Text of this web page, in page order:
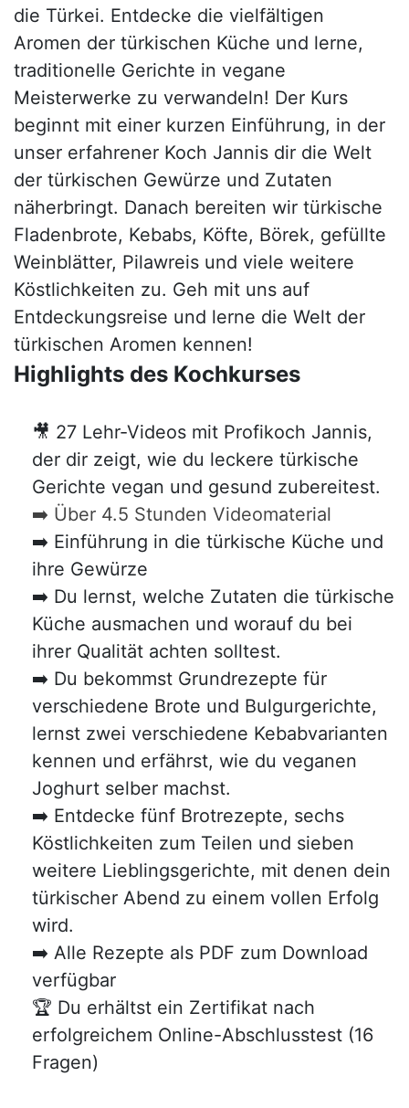
die Türkei. Entdecke die vielfältigen
Aromen der türkischen Küche und lerne,
traditionelle Gerichte in vegane
Meisterwerke zu verwandeln! Der Kurs
beginnt mit einer kurzen Einführung, in der
unser erfahrener Koch Jannis dir die Welt
der türkischen Gewürze und Zutaten
näherbringt. Danach bereiten wir türkische
Fladenbrote, Kebabs, Köfte, Börek, gefüllte
Weinblätter, Pilawreis und viele weitere
Köstlichkeiten zu. Geh mit uns auf
Entdeckungsreise und lerne die Welt der
türkischen Aromen kennen!
Highlights des Kochkurses
🎥 27 Lehr-Videos mit Profikoch Jannis,
der dir zeigt, wie du leckere türkische
Gerichte vegan und gesund zubereitest.
➡️ Über 4.5 Stunden Videomaterial
➡️ Einführung in die türkische Küche und
ihre Gewürze
➡️ Du lernst, welche Zutaten die türkische
Küche ausmachen und worauf du bei
ihrer Qualität achten solltest.
➡️ Du bekommst Grundrezepte für
verschiedene Brote und Bulgurgerichte,
lernst zwei verschiedene Kebabvarianten
kennen und erfährst, wie du veganen
Joghurt selber machst.
➡️ Entdecke fünf Brotrezepte, sechs
Köstlichkeiten zum Teilen und sieben
weitere Lieblingsgerichte, mit denen dein
türkischer Abend zu einem vollen Erfolg
wird.
➡️ Alle Rezepte als PDF zum Download
verfügbar
🏆 Du erhältst ein Zertifikat nach
erfolgreichem Online-Abschlusstest (16
Fragen)